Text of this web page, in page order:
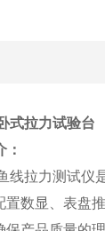
式拉力试验台
线拉力测试仪
置数显、表盘